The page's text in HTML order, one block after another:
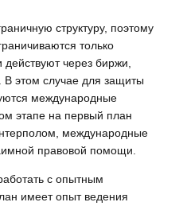
структуру, поэтому
только
через биржи,
этом случае для защиты
международные
этапе на первый план
международные
правовой помощи.
с опытным
имеет опыт ведения